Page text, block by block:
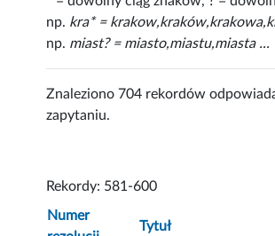
np. kra* =
np. miast? = miasto,miastu,miasta ...
Znaleziono 704 rekordów
zapytaniu.
Rekordy: 581-600
Numer
Tytuł